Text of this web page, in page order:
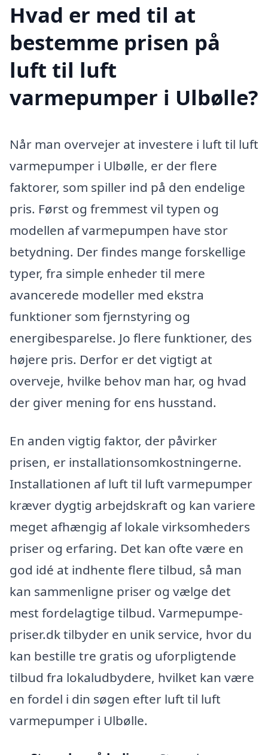
Hvad er med til at
bestemme prisen på
luft til luft
varmepumper i Ulbølle?
Når man overvejer at investere i luft til luft
varmepumper i Ulbølle, er der flere
faktorer, som spiller ind på den endelige
pris. Først og fremmest vil typen og
modellen af varmepumpen have stor
betydning. Der findes mange forskellige
typer, fra simple enheder til mere
avancerede modeller med ekstra
funktioner som fjernstyring og
energibesparelse. Jo flere funktioner, des
højere pris. Derfor er det vigtigt at
overveje, hvilke behov man har, og hvad
der giver mening for ens husstand.
En anden vigtig faktor, der påvirker
prisen, er installationsomkostningerne.
Installationen af luft til luft varmepumper
kræver dygtig arbejdskraft og kan variere
meget afhængig af lokale virksomheders
priser og erfaring. Det kan ofte være en
god idé at indhente flere tilbud, så man
kan sammenligne priser og vælge det
mest fordelagtige tilbud. Varmepumpe-
priser.dk tilbyder en unik service, hvor du
kan bestille tre gratis og uforpligtende
tilbud fra lokaludbydere, hvilket kan være
en fordel i din søgen efter luft til luft
varmepumper i Ulbølle.